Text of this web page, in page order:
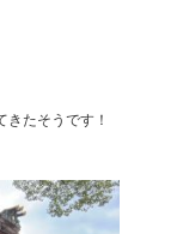
たそうです！